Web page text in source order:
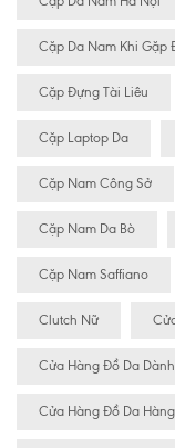
Cặp Da Nam Khi Gặp
Cặp Đựng Tài Liêu
Cặp Laptop Da
Cặp Nam Công Sở
Cặp Nam Da Bò
Cặp Nam Saffiano
Clutch Nữ
Cửa Hàng Đồ Da
Cửa Hàng Đồ Da